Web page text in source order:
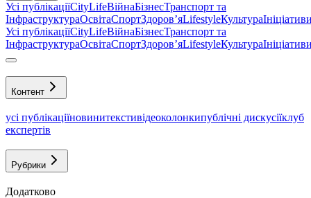
Усі публікаціїCityLifeВійнаБізнесТранспорт та
ІнфраструктураОсвітаСпортЗдоровʼяLifestyleКультура
Усі публікаціїCityLifeВійнаБізнесТранспорт та
ІнфраструктураОсвітаСпортЗдоровʼяLifestyleКультура
Контент
усі публікаціїновинитекстивідеоколонкипублічні дискусіїклуб
експертів
Рубрики
Додатково